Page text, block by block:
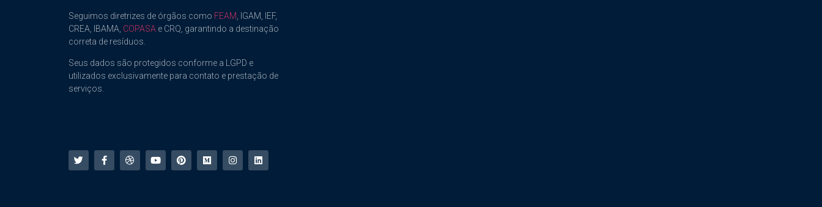
Seguimos diretrizes de órgãos como FEAM , IGAM, IEF,
CREA, IBAMA, COPASA e CRQ, garantindo a destinação
correta de resíduos.
Seus dados são protegidos conforme a LGPD e
utilizados exclusivamente para contato e prestação de
serviços.